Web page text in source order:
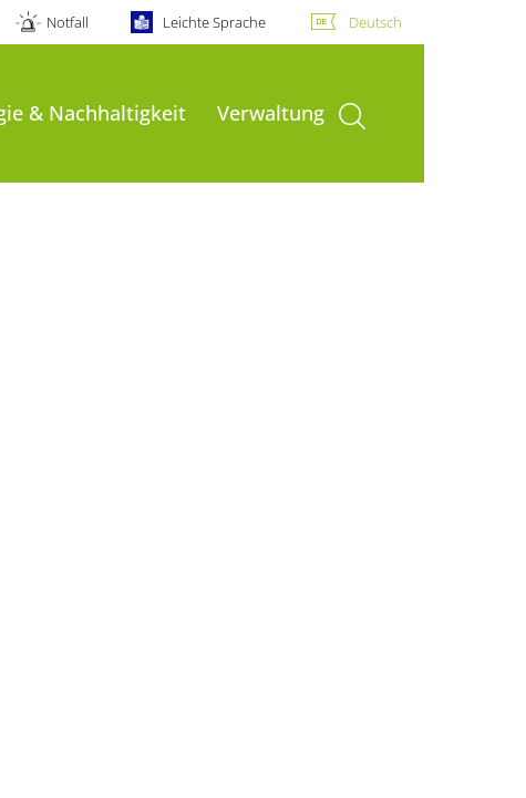
Notfall Leichte Sprache Deutsch
& Nachhaltigkeit Verwaltung Suche öffnen